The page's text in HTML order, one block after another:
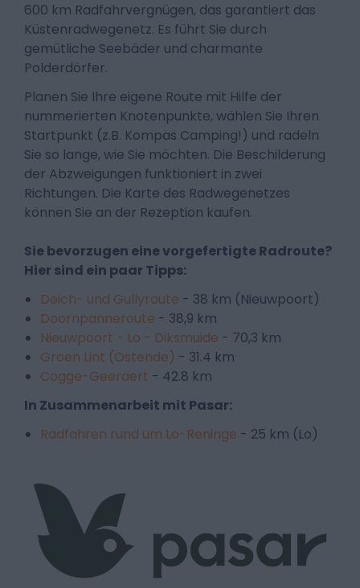
600 km Radfahrvergnügen, das garantiert das
Küstenradwegenetz. Es führt Sie durch
gemütliche Seebäder und charmante
Polderdörfer.
Planen Sie Ihre eigene Route mit Hilfe der
nummerierten Knotenpunkte, wählen Sie Ihren
Startpunkt (z.B. Kompas Camping!) und radeln
Sie so lange, wie Sie möchten. Die Beschilderung
der Abzweigungen funktioniert in zwei
Richtungen. Die Karte des Radwegenetzes
können Sie an der Rezeption kaufen.
Sie bevorzugen eine vorgefertigte Radroute?
Hier sind ein paar Tipps:
Deich- und Gullyroute - 38 km (Nieuwpoort)
Doornpanneroute - 38,9 km
Nieuwpoort - Lo - Diksmuide - 70,3 km
Groen Lint (Ostende) - 31.4 km
Cogge-Geeraert - 42.8 km
In Zusammenarbeit mit Pasar:
Radfahren rund um Lo-Reninge - 25 km (Lo)